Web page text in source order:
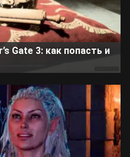
Gate 3: как попасть и